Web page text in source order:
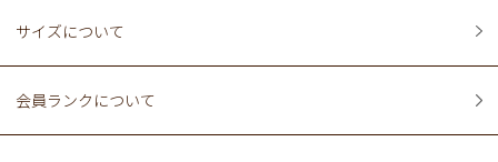
サイズについて
会員ランクについて